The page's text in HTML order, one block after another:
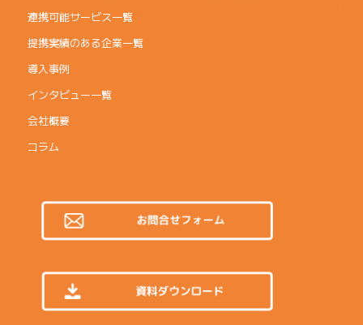
連携可能サービス一覧
提携実績のある企業一覧
導入事例
インタビュー一覧
会社概要
コラム